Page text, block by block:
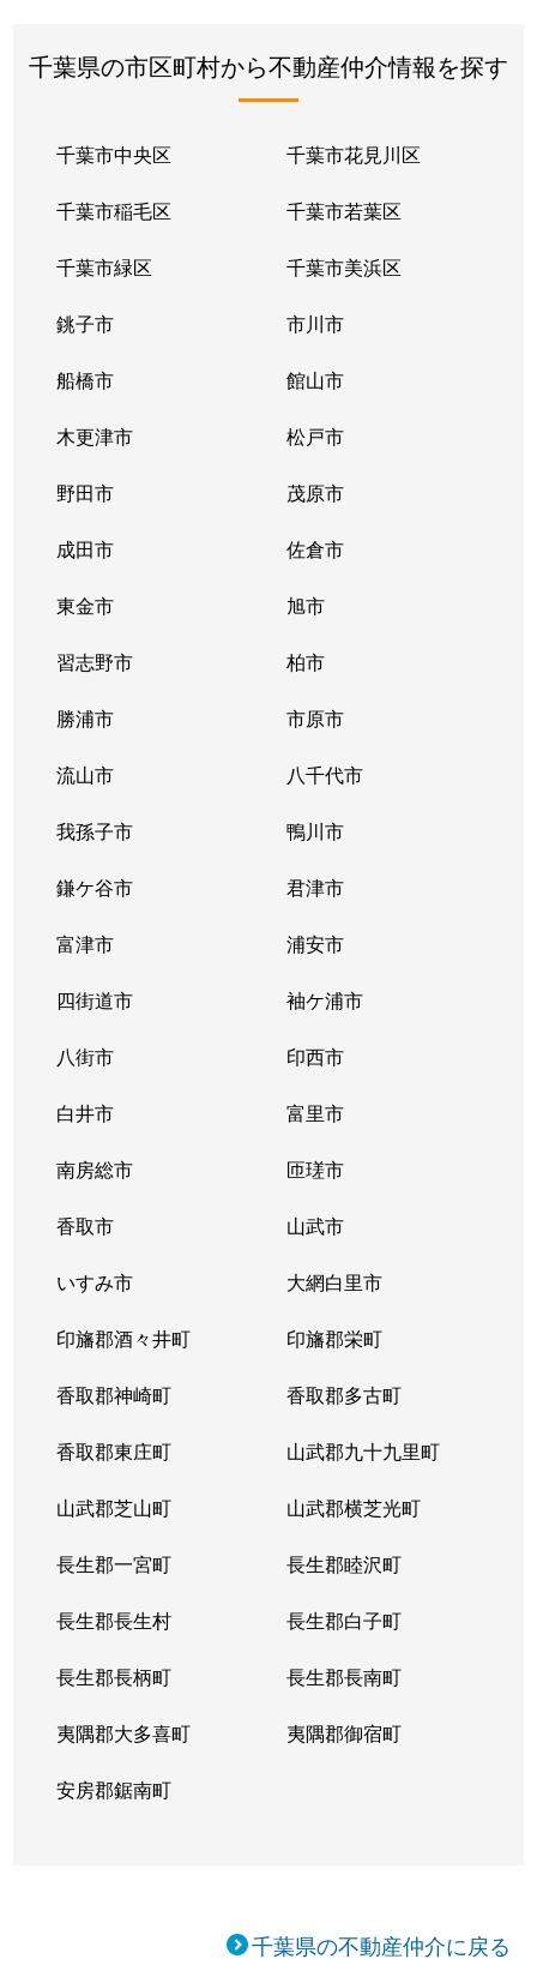
千葉県の市区町村から不動産仲介情報を探す
千葉市中央区 千葉市花見川区
千葉市稲毛区 千葉市若葉区
千葉市緑区 千葉市美浜区
銚子市 市川市
船橋市 館山市
木更津市 松戸市
野田市 茂原市
成田市 佐倉市
東金市 旭市
習志野市 柏市
勝浦市 市原市
流山市 八千代市
我孫子市 鴨川市
鎌ケ谷市 君津市
富津市 浦安市
四街道市 袖ケ浦市
八街市 印西市
白井市 富里市
南房総市 匝瑳市
香取市 山武市
いすみ市 大網白里市
印旛郡酒々井町 印旛郡栄町
香取郡神崎町 香取郡多古町
香取郡東庄町 山武郡九十九里町
山武郡芝山町 山武郡横芝光町
長生郡一宮町 長生郡睦沢町
長生郡長生村 長生郡白子町
長生郡長柄町 長生郡長南町
夷隅郡大多喜町 夷隅郡御宿町
安房郡鋸南町
千葉県の不動産仲介に戻る